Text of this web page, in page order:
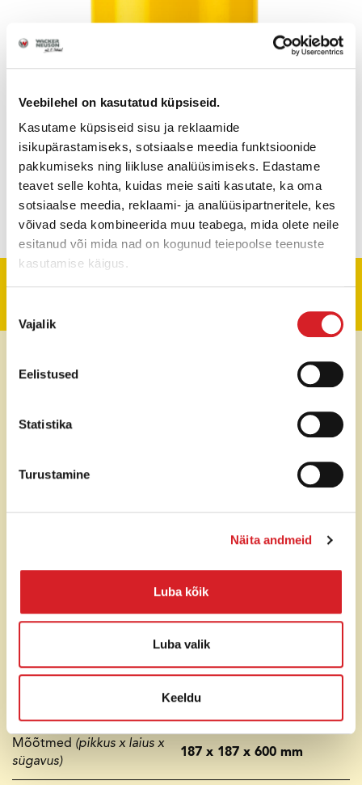
Veebilehel on kasutatud küpsiseid.
Kasutame küpsiseid sisu ja reklaamide
isikupärastamiseks, sotsiaalse meedia funktsioonide
pakkumiseks ning liikluse analüüsimiseks. Edastame
teavet selle kohta, kuidas meie saiti kasutate, ka oma
sotsiaalse meedia, reklaami- ja analüüsipartneritele, kes
võivad seda kombineerida muu teabega, mida olete neile
esitanud või mida nad on kogunud teiepoolse teenuste
kasutamise käigus.
valik
Vajalik
Eelistused
Statistika
Turustamine
Näita andmeid
Luba kõik
Luba valik
Keeldu
Maks. tahkete osakeste
Elektrimootor (50 Hz)
Tööpinge 14,8 A
Käivitusvool 65 A
33 kg
Mõõtmed (pikkus x laius x
sügavus)
187 x 187 x 600 mm